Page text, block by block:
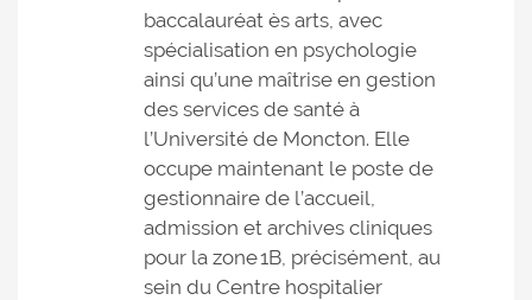
baccalauréat ès arts, avec
spécialisation en psychologie
ainsi qu’une maîtrise en gestion
des services de santé à
l’Université de Moncton. Elle
occupe maintenant le poste de
gestionnaire de l’accueil,
admission et archives cliniques
pour la zone 1B, précisément, au
sein du Centre hospitalier